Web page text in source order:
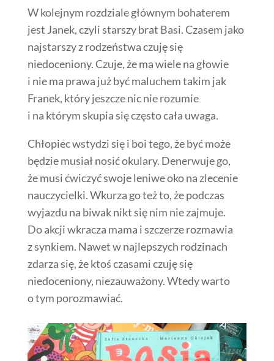
W kolejnym rozdziale głównym bohaterem
jest Janek, czyli starszy brat Basi. Czasem jako
najstarszy z rodzeństwa czuję się
niedoceniony. Czuje, że ma wiele na głowie
i nie ma prawa już być maluchem takim jak
Franek, który jeszcze nic nie rozumie
i na którym skupia się często cała uwaga.
Chłopiec wstydzi się i boi tego, że być może
będzie musiał nosić okulary. Denerwuje go,
że musi ćwiczyć swoje leniwe oko na zlecenie
nauczycielki. Wkurza go też to, że podczas
wyjazdu na biwak nikt się nim nie zajmuje.
Do akcji wkracza mama i szczerze rozmawia
z synkiem. Nawet w najlepszych rodzinach
zdarza się, że ktoś czasami czuję się
niedoceniony, niezauważony. Wtedy warto
o tym porozmawiać.